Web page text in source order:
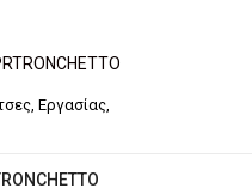
τιμή
Εργασίας